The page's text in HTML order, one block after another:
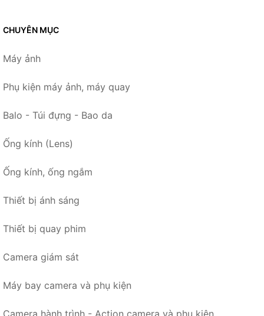
CHUYÊN MỤC
Máy ảnh
Phụ kiện máy ảnh, máy quay
Balo - Túi đựng - Bao da
Ống kính (Lens)
Ống kính, ống ngắm
Thiết bị ánh sáng
Thiết bị quay phim
Camera giám sát
Máy bay camera và phụ kiện
Camera hành trình - Action camera và phụ kiện